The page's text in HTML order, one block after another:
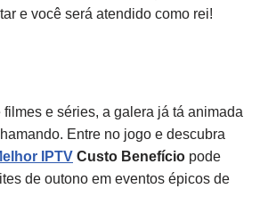
e você será atendido como rei!
e séries, a galera já tá animada
Entre no jogo e descubra
IPTV Custo Benefício pode
de outono em eventos épicos de